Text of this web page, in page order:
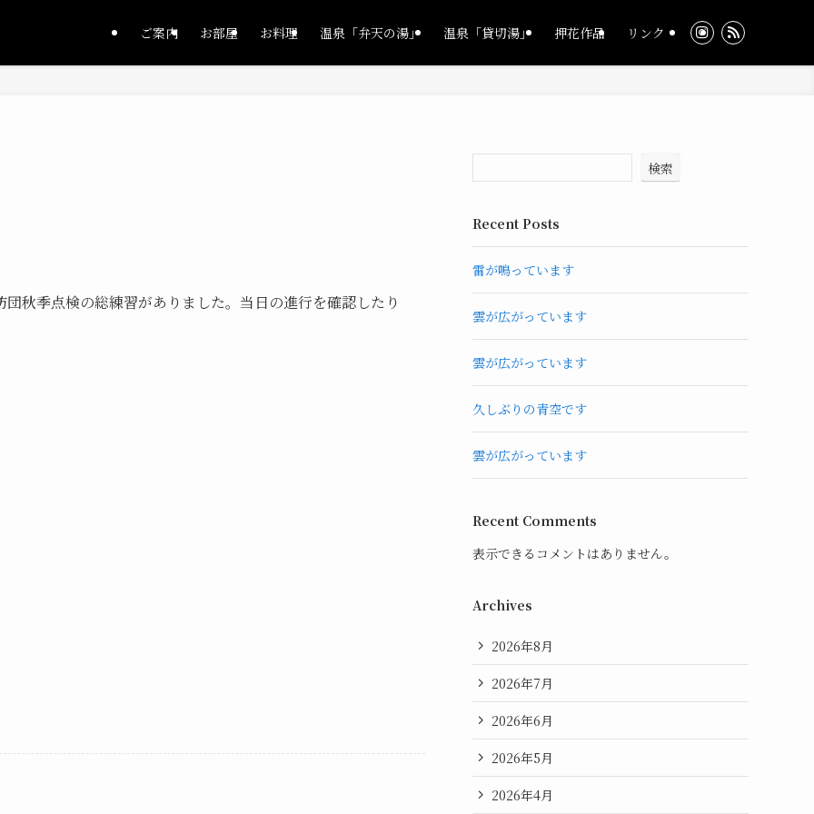
ご案内 お部屋 お料理 温泉「弁天の湯」 温泉「貸切湯」 押花作品 リンク
秋季点検の総練習がありました。当日の進行を確認したり
検索
Recent Posts
雷が鳴っています
雲が広がっています
雲が広がっています
久しぶりの青空です
雲が広がっています
Recent Comments
表示できるコメントはありません。
Archives
2026年8月
2026年7月
2026年6月
2026年5月
2026年4月